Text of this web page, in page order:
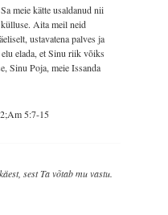
meie kätte usaldanud nii
Aita meil neid
ustavatena palves ja
elada, et Sinu riik võiks
Sinu Poja, meie Issanda
5:7-15
sest Ta võtab mu vastu.